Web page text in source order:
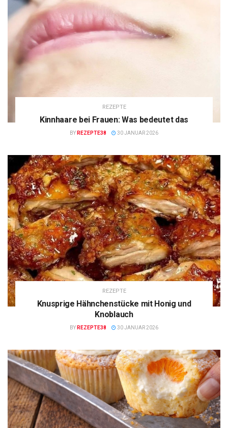
REZEPTE
Kinnhaare bei Frauen: Was bedeutet das
BY REZEPTE38 30 JANUAR 2026
REZEPTE
Knusprige Hähnchenstücke mit Honig und
Knoblauch
BY REZEPTE38 30 JANUAR 2026